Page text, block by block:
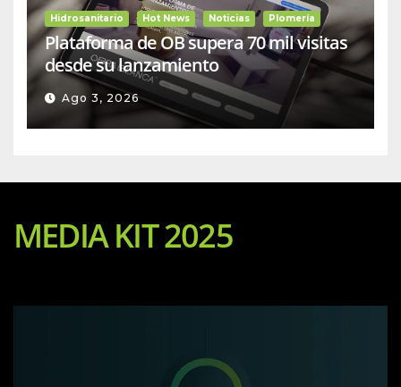
Hidrosanitario Hot News Noticias Plomería
Plataforma de OB supera 70 mil visitas
desde su lanzamiento
Ago 3, 2026
MEDIA KIT 2025